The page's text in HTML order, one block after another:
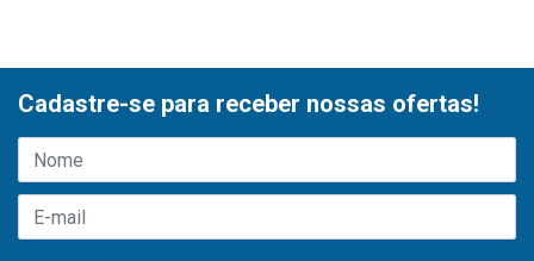
Cadastre-se para receber nossas ofertas!